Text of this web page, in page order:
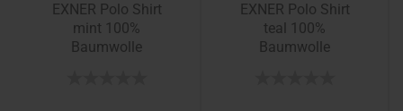
EXNER Polo Shirt
mint 100%
Baumwolle
EXNER Polo Shirt
teal 100%
Baumwolle